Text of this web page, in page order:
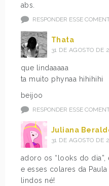
abs.
RESPONDER ESSE
Thata
31 DE AGOSTO
que lindaaaaa
ta muito phynaa hihihihi
beijoo
RESPONDER ESSE
Juliana
31 DE AGOSTO
adoro os “looks do dia”,
e esses colares da
lindos né!